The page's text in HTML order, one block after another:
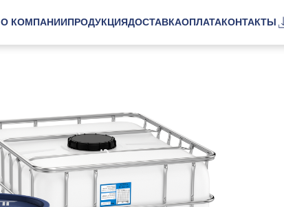
О КОМПАНИИПРОДУКЦИЯДОСТАВКАОПЛАТАКОНТАКТЫ